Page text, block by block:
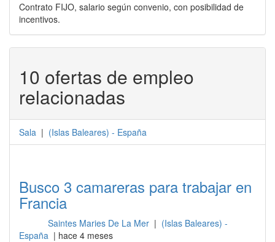
Contrato FIJO, salario según convenio, con posibilidad de
incentivos.
10 ofertas de empleo
relacionadas
Sala | (Islas Baleares) - España
Busco 3 camareras para trabajar en
Francia
Saintes Maries De La Mer | (Islas Baleares) -
España | hace 4 meses